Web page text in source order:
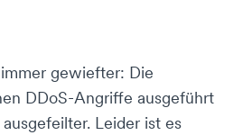
gewiefter: Die
DDoS-Angriffe ausgeführt
Leider ist es